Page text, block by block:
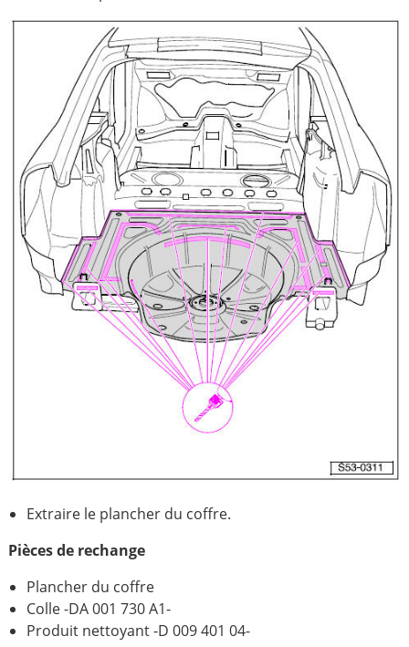
Extraire le plancher du coffre.
Pièces de rechange
Plancher du coffre
Colle -DA 001 730 A1-
Produit nettoyant -D 009 401 04-